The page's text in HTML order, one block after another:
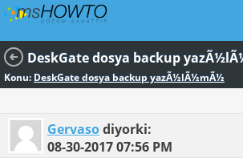
DeskGate dosya backup
Konu: DeskGate dosya backup yazÃ½lÃ½mÃ½
Gervasodiyorki:
08-30-201707:56 PM